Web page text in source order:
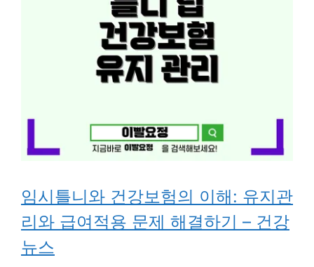
임시틀니와 건강보험의 이해: 유지관
리와 급여적용 문제 해결하기 – 건강
뉴스